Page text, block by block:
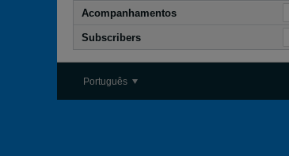
Acompanhamentos
Subscribers
Português